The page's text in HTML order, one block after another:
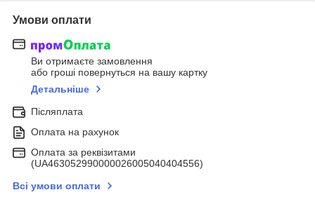
Умови оплати
Ви отримаєте замовлення
або гроші повернуться на вашу картку
Детальніше
Післяплата
Оплата на рахунок
Оплата за реквізитами
(UA463052990000026005040404556)
Всі умови оплати